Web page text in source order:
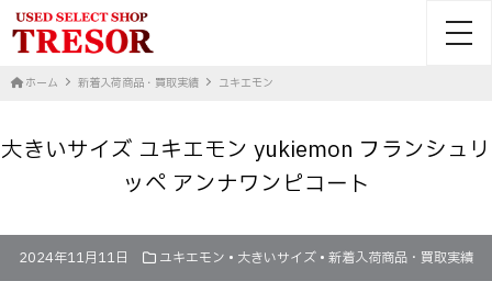
ホーム 新着入荷商品・買取実績 ユキエモン
大きいサイズ ユキエモン yukiemon フランシュリ
ッペ アンナワンピコート
2024年11月11日 ユキエモン • 大きいサイズ • 新着入荷商品・買取実績